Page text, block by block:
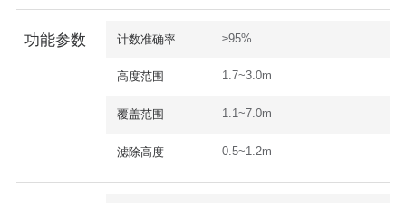
功能参数 计数准确率 ≥95%
高度范围 1.7~3.0m
覆盖范围 1.1~7.0m
滤除高度 0.5~1.2m